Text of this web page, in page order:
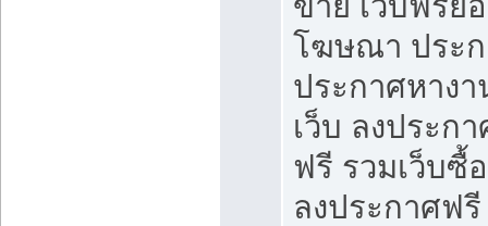
โฆษณา ประ
ประกาศหาง
เว็บ ลงประก
ฟรี รวมเว็บซื้
ลงประกาศฟ